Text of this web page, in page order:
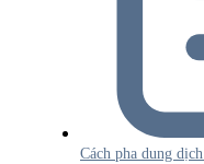
Cách pha dung